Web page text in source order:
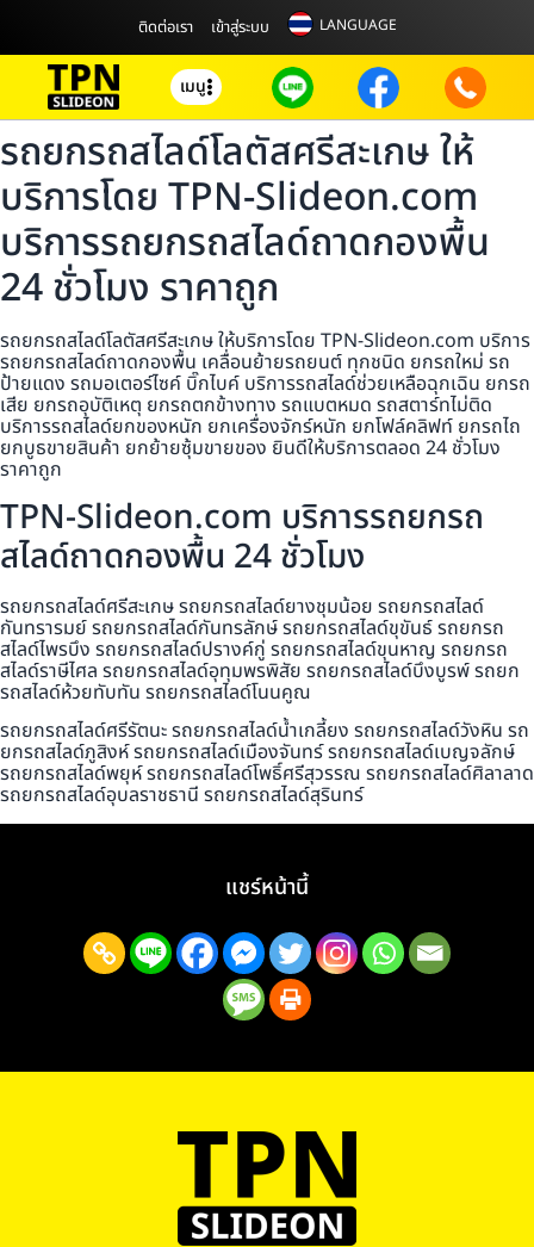
ติดต่อเรา เข้าสู่ระบบ LANGUAGE
เมนู
รถยกรถสไลด์โลตัสศรีสะเกษ ให้
บริการโดย TPN-Slideon.com
บริการรถยกรถสไลด์ถาดกองพื้น
24 ชั่วโมง ราคาถูก
รถยกรถสไลด์โลตัสศรีสะเกษ ให้บริการโดย TPN-Slideon.com บริการ
รถยกรถสไลด์ถาดกองพื้น เคลื่อนย้ายรถยนต์ ทุกชนิด ยกรถใหม่ รถ
ป้ายแดง รถมอเตอร์ไซค์ บิ๊กไบค์ บริการรถสไลด์ช่วยเหลือฉุกเฉิน ยกรถ
เสีย ยกรถอุบัติเหตุ ยกรถตกข้างทาง รถแบตหมด รถสตาร์ทไม่ติด
บริการรถสไลด์ยกของหนัก ยกเครื่องจักร์หนัก ยกโฟล์คลิฟท์ ยกรถไถ
ยกบูธขายสินค้า ยกย้ายซุ้มขายของ ยินดีให้บริการตลอด 24 ชั่วโมง
ราคาถูก
TPN-Slideon.com บริการรถยกรถ
สไลด์ถาดกองพื้น 24 ชั่วโมง
รถยกรถสไลด์ศรีสะเกษ รถยกรถสไลด์ยางชุมน้อย รถยกรถสไลด์
กันทรารมย์ รถยกรถสไลด์กันทรลักษ์ รถยกรถสไลด์ขุขันธ์ รถยกรถ
สไลด์ไพรบึง รถยกรถสไลด์ปรางค์กู่ รถยกรถสไลด์ขุนหาญ รถยกรถ
สไลด์ราษีไศล รถยกรถสไลด์อุทุมพรพิสัย รถยกรถสไลด์บึงบูรพ์ รถยก
รถสไลด์ห้วยทับทัน รถยกรถสไลด์โนนคูณ
รถยกรถสไลด์ศรีรัตนะ รถยกรถสไลด์น้ำเกลี้ยง รถยกรถสไลด์วังหิน รถ
ยกรถสไลด์ภูสิงห์ รถยกรถสไลด์เมืองจันทร์ รถยกรถสไลด์เบญจลักษ์
รถยกรถสไลด์พยุห์ รถยกรถสไลด์โพธิ์ศรีสุวรรณ รถยกรถสไลด์ศิลาลาด
รถยกรถสไลด์อุบลราชธานี รถยกรถสไลด์สุรินทร์
แชร์หน้านี้